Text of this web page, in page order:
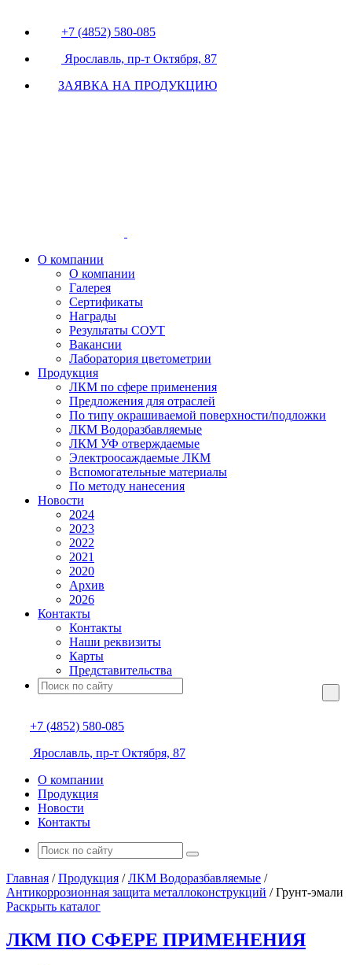
+7 (4852) 580-085
Ярославль, пр-т Октября, 87
ЗАЯВКА НА ПРОДУКЦИЮ
О компании
О компании
Галерея
Сертификаты
Награды
Результаты СОУТ
Вакансии
Лаборатория цветометрии
Продукция
ЛКМ по сфере применения
Предложения для отраслей
По типу окрашиваемой поверхности/подложки
ЛКМ Водоразбавляемые
ЛКМ УФ отверждаемые
Электроосаждаемые ЛКМ
Вспомогательные материалы
По методу нанесения
Новости
2024
2023
2022
2021
2020
Архив
2026
Контакты
Контакты
Наши реквизиты
Карты
Представительства
+7 (4852) 580-085
Ярославль, пр-т Октября, 87
О компании
Продукция
Новости
Контакты
Главная /Продукция /ЛКМ Водоразбавляемые /
Антикоррозионная защита металлоконструкций /Грунт-эмали
Раскрыть каталог
ЛКМ ПО СФЕРЕ ПРИМЕНЕНИЯ